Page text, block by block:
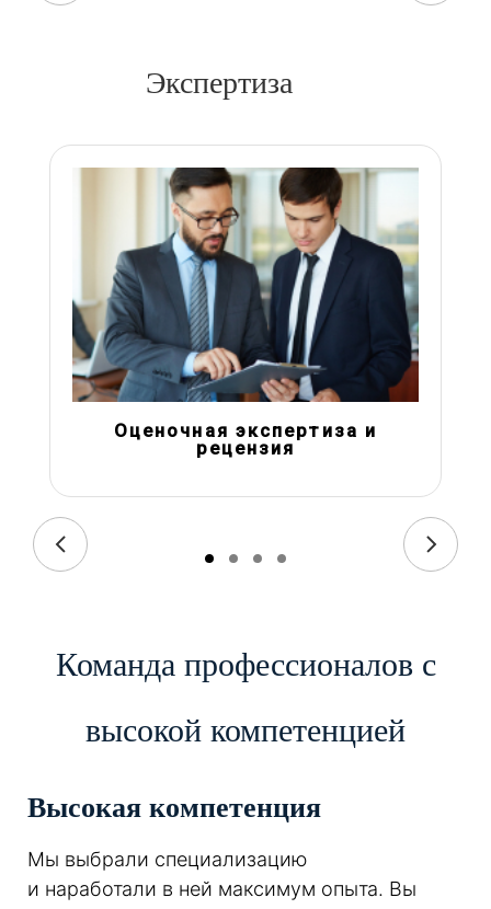
Экспертиза
Оценочная экспертиза и
рецензия
Команда профессионалов с
высокой компетенцией
Высокая компетенция
Мы выбрали специализацию
и наработали в ней максимум опыта. Вы